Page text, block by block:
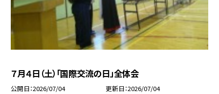
７月４日（土）「国際交流の日」全体会
公開日 2026/07/04 更新日 2026/07/04